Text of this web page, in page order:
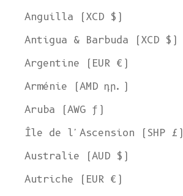
Anguilla (XCD $)
Antigua & Barbuda (XCD $)
Argentine (EUR €)
Arménie (AMD դր.)
Aruba (AWG ƒ)
Île de l'Ascension (SHP £)
Australie (AUD $)
Autriche (EUR €)